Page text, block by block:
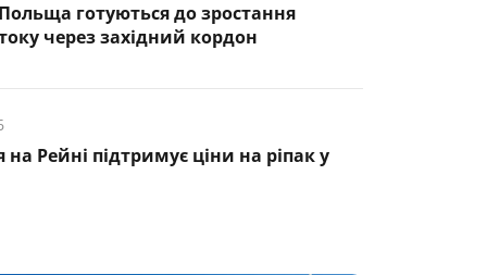
готуються до зростання
через західний кордон
Рейні підтримує ціни на ріпак у